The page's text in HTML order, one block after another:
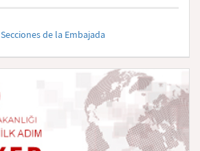
Secciones de la Embajada